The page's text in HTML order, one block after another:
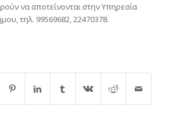
να αποτείνονται στην Υπηρεσία
τηλ. 99569682, 22470378.